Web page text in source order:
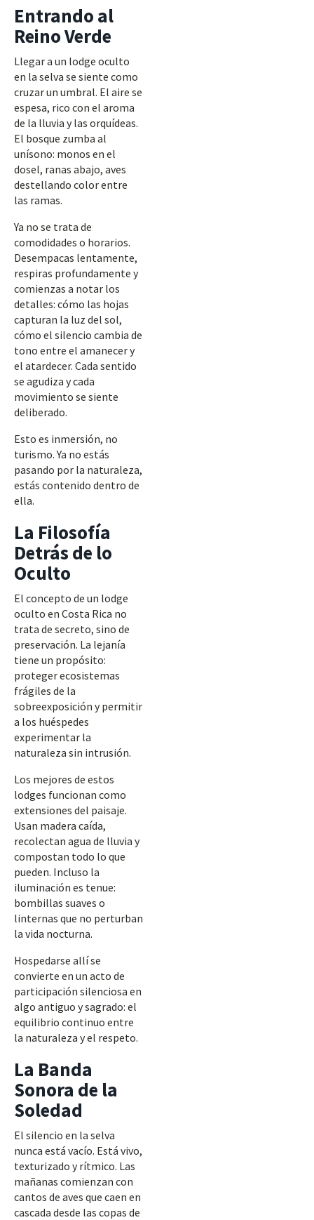
Entrando al
Reino Verde
Llegar a un lodge oculto
en la selva se siente como
cruzar un umbral. El aire se
espesa, rico con el aroma
de la lluvia y las orquídeas.
El bosque zumba al
unísono: monos en el
dosel, ranas abajo, aves
destellando color entre
las ramas.
Ya no se trata de
comodidades o horarios.
Desempacas lentamente,
respiras profundamente y
comienzas a notar los
detalles: cómo las hojas
capturan la luz del sol,
cómo el silencio cambia de
tono entre el amanecer y
el atardecer. Cada sentido
se agudiza y cada
movimiento se siente
deliberado.
Esto es inmersión, no
turismo. Ya no estás
pasando por la naturaleza,
estás contenido dentro de
ella.
La Filosofía
Detrás de lo
Oculto
El concepto de un lodge
oculto en Costa Rica no
trata de secreto, sino de
preservación. La lejanía
tiene un propósito:
proteger ecosistemas
frágiles de la
sobreexposición y permitir
a los huéspedes
experimentar la
naturaleza sin intrusión.
Los mejores de estos
lodges funcionan como
extensiones del paisaje.
Usan madera caída,
recolectan agua de lluvia y
compostan todo lo que
pueden. Incluso la
iluminación es tenue:
bombillas suaves o
linternas que no perturban
la vida nocturna.
Hospedarse allí se
convierte en un acto de
participación silenciosa en
algo antiguo y sagrado: el
equilibrio continuo entre
la naturaleza y el respeto.
La Banda
Sonora de la
Soledad
El silencio en la selva
nunca está vacío. Está vivo,
texturizado y rítmico. Las
mañanas comienzan con
cantos de aves que caen en
cascada desde las copas de